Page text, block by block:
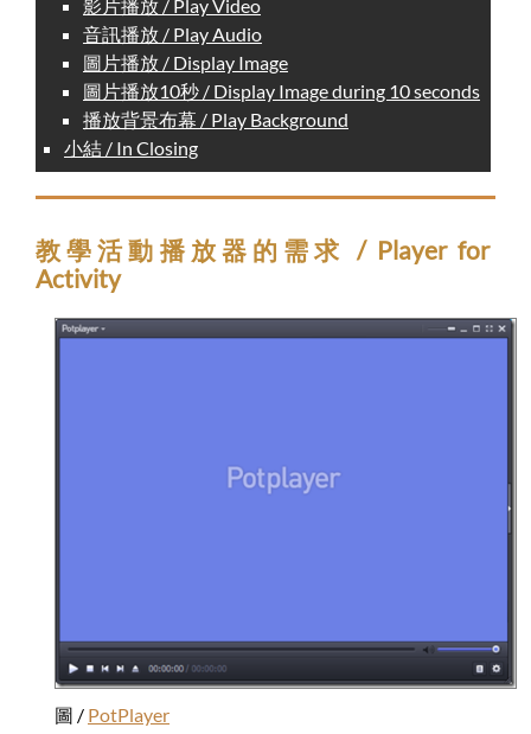
影片播放 / Play Video
音訊播放 / Play Audio
圖片播放 / Display Image
圖片播放10秒 / Display Image during 10 seconds
播放背景布幕 / Play Background
小結 / In Closing
教學活動播放器的需求 / Player for
Activity
圖 / PotPlayer